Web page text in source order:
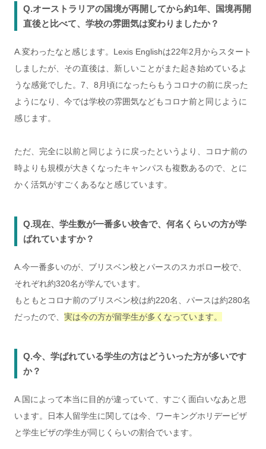
Q.オーストラリアの国境が再開してから約1年、国境再開
直後と比べて、学校の雰囲気は変わりましたか？
A.変わったなと感じます。Lexis Englishは22年2月からスタート
しましたが、その直後は、新しいことがまた起き始めているよ
うな感覚でした。7、8月頃になったらもうコロナの前に戻った
ようになり、今では学校の雰囲気などもコロナ前と同じように
感じます。
ただ、完全に以前と同じように戻ったというより、コロナ前の
時よりも規模が大きくなったキャンパスも複数あるので、とに
かく活気がすごくあるなと感じています。
Q.現在、学生数が一番多い校舎で、何名くらいの方が学
ばれていますか？
A.今一番多いのが、ブリスベン校とパースのスカボロー校で、
それぞれ約320名が学んでいます。
もともとコロナ前のブリスベン校は約220名、パースは約280名
だったので、 実は今の方が留学生が多くなっています。
Q.今、学ばれている学生の方はどういった方が多いです
か？
A.国によって本当に目的が違っていて、すごく面白いなあと思
います。日本人留学生に関しては今、ワーキングホリデービザ
と学生ビザの学生が同じくらいの割合でいます。